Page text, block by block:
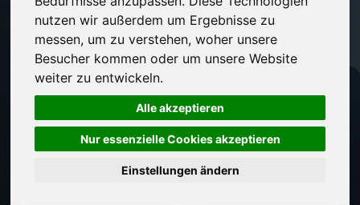
nutzen wir außerdem um Ergebnisse zu
messen, um zu verstehen, woher unsere
Besucher kommen oder um unsere Website
weiter zu entwickeln.
Alle akzeptieren
Nur essenzielle Cookies akzeptieren
Einstellungen ändern
12
Hersteller